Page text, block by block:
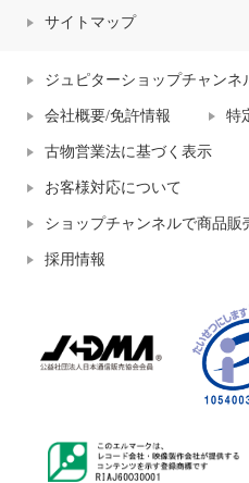
サイトマップ
ジュピターショップチャンネ
会社概要/免許情報 特
古物営業法に基づく表示
お客様対応について
ショップチャンネルで商品販
採用情報